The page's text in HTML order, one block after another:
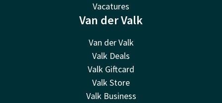
Vacatures
Van der Valk
Van der Valk
Valk Deals
Valk Giftcard
Valk Store
Valk Business